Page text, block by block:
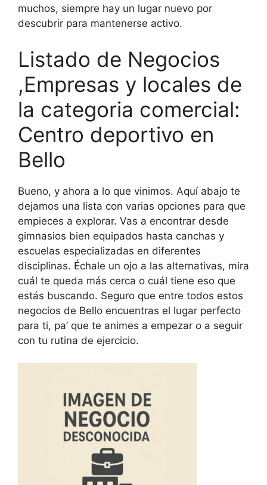
muchos, siempre hay un lugar nuevo por
descubrir para mantenerse activo.
Listado de Negocios
,Empresas y locales de
la categoria comercial:
Centro deportivo en
Bello
Bueno, y ahora a lo que vinimos. Aquí abajo te
dejamos una lista con varias opciones para que
empieces a explorar. Vas a encontrar desde
gimnasios bien equipados hasta canchas y
escuelas especializadas en diferentes
disciplinas. Échale un ojo a las alternativas, mira
cuál te queda más cerca o cuál tiene eso que
estás buscando. Seguro que entre todos estos
negocios de Bello encuentras el lugar perfecto
para ti, pa’ que te animes a empezar o a seguir
con tu rutina de ejercicio.